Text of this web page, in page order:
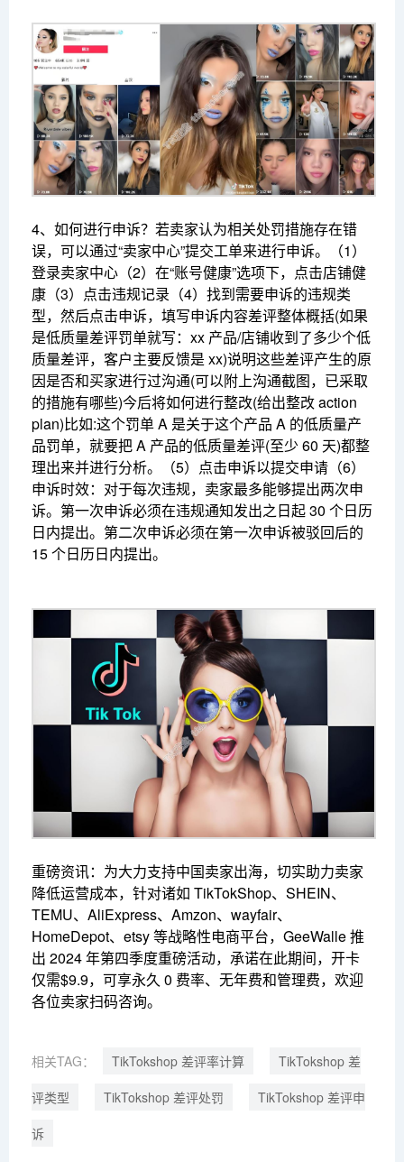
4、如何进行申诉？ 若卖家认为相关处罚措施存在错
误，可以通过“卖家中心”提交工单来进行申诉。
（1）
登录卖家中心 （2）在“账号健康”选项下，点击店铺健
康 （3）点击违规记录 （4）找到需要申诉的违规类
型，然后点击申诉，填写申诉内容差评整体概括(如果
是低质量差评罚单就写：xx 产品/店铺收到了多少个低
质量差评，客户主要反馈是 xx)说明这些差评产生的原
因是否和买家进行过沟通(可以附上沟通截图，已采取
的措施有哪些)今后将如何进行整改(给出整改 action
plan)比如:这个罚单 A 是关于这个产品 A 的低质量产
品罚单，就要把 A 产品的低质量差评(至少 60 天)都整
理出来并进行分析。
（5）点击申诉以提交申请 （6）
申诉时效：对于每次违规，卖家最多能够提出两次申
诉。第一次申诉必须在违规通知发出之日起 30 个日历
日内提出。第二次申诉必须在第一次申诉被驳回后的
15 个日历日内提出。
重磅资讯：为大力支持中国卖家出海，切实助力卖家
降低运营成本，针对诸如 TikTokShop、SHEIN、
TEMU、AliExpress、Amzon、wayfair、
HomeDepot、etsy 等战略性电商平台，GeeWalle 推
出 2024 年第四季度重磅活动，承诺在此期间，开卡
仅需$9.9，可享永久 0 费率、无年费和管理费，欢迎
各位卖家扫码咨询。
相关TAG： TikTokshop 差评率计算
TikTokshop 差
评类型
TikTokshop 差评处罚
TikTokshop 差评申
诉